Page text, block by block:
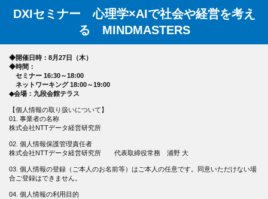
DXIセミナー 心理学×AIで社会や経営を考え
る MINDMASTERS
◆開催日時：8月27日（木）
◆時間：
セミナー 16:30～18:00
ネットワーキング 18:00～19:00
◆会場：九段会館テラス
【個人情報の取り扱いについて】
01. 事業者の名称
株式会社NTTデータ経営研究所
02. 個人情報保護管理責任者
株式会社NTTデータ経営研究所 代表取締役常務 浦野 大
03. 個人情報の登録（ご本人のお名前等）はご本人の任意です。同意いただけない場
合ご登録はできません。
04. 個人情報の利用目的